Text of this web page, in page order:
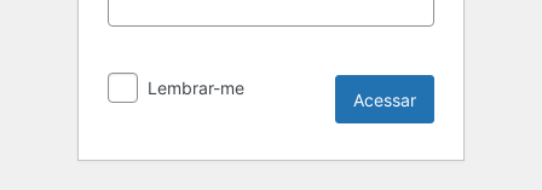
Lembrar-me